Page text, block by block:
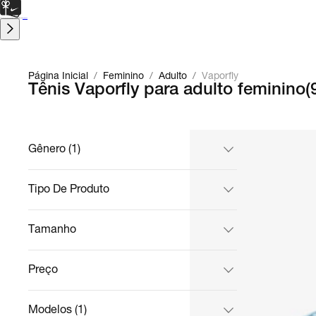
Página Inicial / Feminino / Adulto / Vaporfly
Tênis Vaporfly para adulto feminino(
Gênero (1)
Tipo De Produto
Tamanho
Preço
Modelos (1)